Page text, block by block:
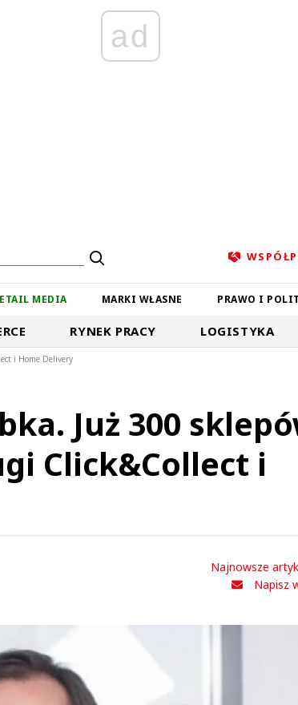
ad
MEDIA MARKI WŁASNE PRAWO I
RYNEK PRACY LOGISTYKA
i Home Delivery
Już 300
Click&Collect i
Najnowsze
Napisz